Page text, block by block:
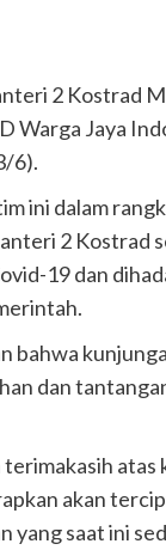
2 Kostrad
Warga Jaya
6).
ini dalam
2 Kostrad
19 dan
bahwa
dan
akan
yang saat ini